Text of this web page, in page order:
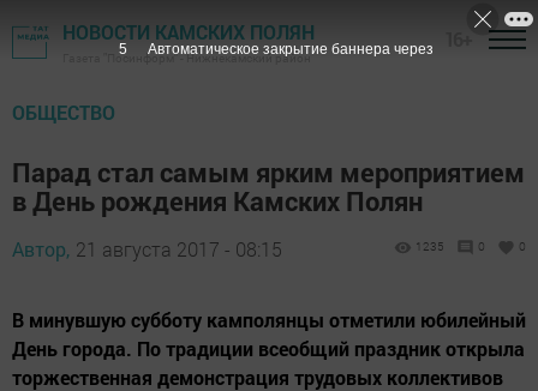
НОВОСТИ КАМСКИХ ПОЛЯН
Газета "Посинформ" - Нижнекамский район
ОБЩЕСТВО
Парад стал самым ярким мероприятием
в День рождения Камских Полян
Автор, 21 августа 2017 - 08:15 1235 0 0
В минувшую субботу камполянцы отметили юбилейный
День города. По традиции всеобщий праздник открыла
торжественная демонстрация трудовых коллективов
4 Автоматическое закрытие баннера через